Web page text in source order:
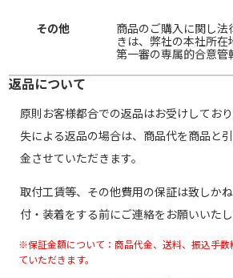
その他
商品のご購入に関し法
きは、弊社の本社所
第一審の専属的合意管
返品について
原則お客様都合での返品はお受けしてお
失による返品の場合は、商品代を商品と
金させていただきます。
取付工賃等、その他費用の保証は致しか
付・装着をする前にご連絡をお願いいたし
※保証金額について：商品代金、送料、振込手
ていただきます。